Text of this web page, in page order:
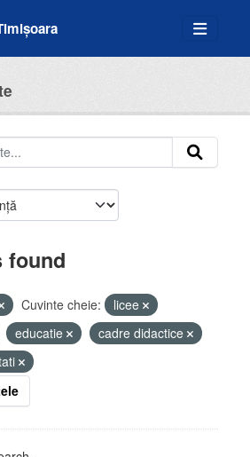
found
Cuvinte cheie:
licee
educatie
cadre didactice